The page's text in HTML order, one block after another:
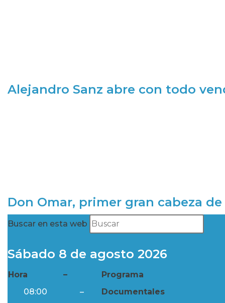
Alejandro Sanz abre con todo
Don Omar, primer gran cabeza
Buscar en esta web
Sábado 8 de agosto 2026
Hora –
Programa
08:00
–
Documentales